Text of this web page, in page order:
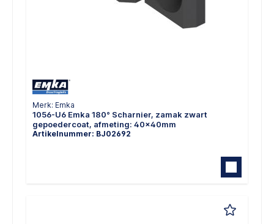
Merk: Emka
1056-U6 Emka 180° Scharnier, zamak zwart
gepoedercoat, afmeting: 40x40mm
Artikelnummer: BJ02692